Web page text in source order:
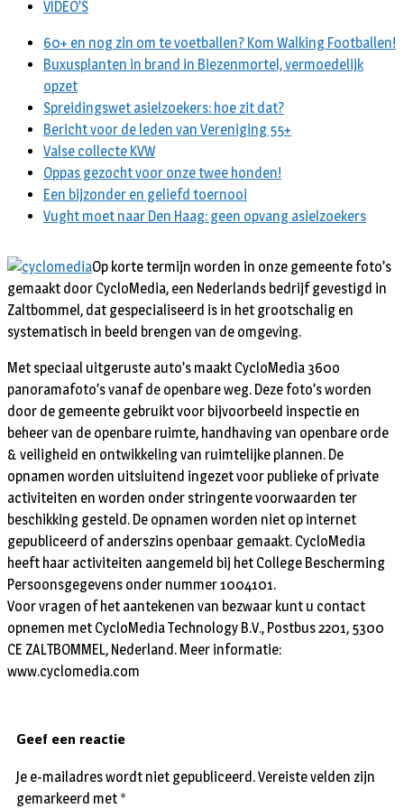
VIDEO’S
60+ en nog zin om te voetballen? Kom Walking Footballen!
Buxusplanten in brand in Biezenmortel, vermoedelijk
opzet
Spreidingswet asielzoekers: hoe zit dat?
Bericht voor de leden van Vereniging 55+
Valse collecte KVW
Oppas gezocht voor onze twee honden!
Een bijzonder en geliefd toernooi
Vught moet naar Den Haag: geen opvang asielzoekers
Op korte termijn worden in onze gemeente foto’s
gemaakt door CycloMedia, een Nederlands bedrijf gevestigd in
Zaltbommel, dat gespecialiseerd is in het grootschalig en
systematisch in beeld brengen van de omgeving.
Met speciaal uitgeruste auto’s maakt CycloMedia 360o
panoramafoto’s vanaf de openbare weg. Deze foto’s worden
door de gemeente gebruikt voor bijvoorbeeld inspectie en
beheer van de openbare ruimte, handhaving van openbare orde
& veiligheid en ontwikkeling van ruimtelijke plannen. De
opnamen worden uitsluitend ingezet voor publieke of private
activiteiten en worden onder stringente voorwaarden ter
beschikking gesteld. De opnamen worden niet op internet
gepubliceerd of anderszins openbaar gemaakt. CycloMedia
heeft haar activiteiten aangemeld bij het College Bescherming
Persoonsgegevens onder nummer 1004101.
Voor vragen of het aantekenen van bezwaar kunt u contact
opnemen met CycloMedia Technology B.V., Postbus 2201, 5300
CE ZALTBOMMEL, Nederland. Meer informatie:
www.cyclomedia.com
Geef een reactie
Je e-mailadres wordt niet gepubliceerd.Vereiste velden zijn
gemarkeerd met *